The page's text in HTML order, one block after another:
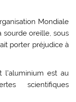
Mondiale
sourde oreille, sous
porter préjudice à
est au
scientifiques